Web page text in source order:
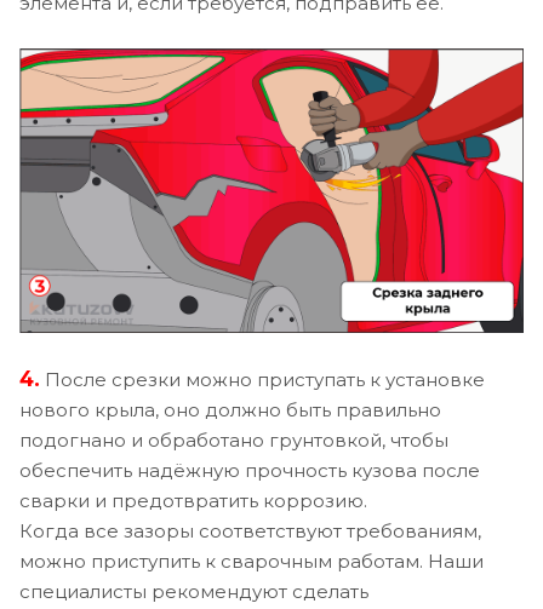
4. После срезки можно приступать к установке
нового крыла, оно должно быть правильно
подогнано и обработано грунтовкой, чтобы
обеспечить надёжную прочность кузова после
сварки и предотвратить коррозию.
Когда все зазоры соответствуют требованиям,
можно приступить к сварочным работам. Наши
специалисты рекомендуют сделать